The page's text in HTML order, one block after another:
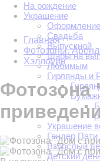
На рождение
Украшение
Свадьба
Выпускной
Шары на
Любимым
Гирлянды и
Украшение
Гендер Пати
Взрослый
Детский
Главная
Фотозоны.
Хэллоуин
Фотозона